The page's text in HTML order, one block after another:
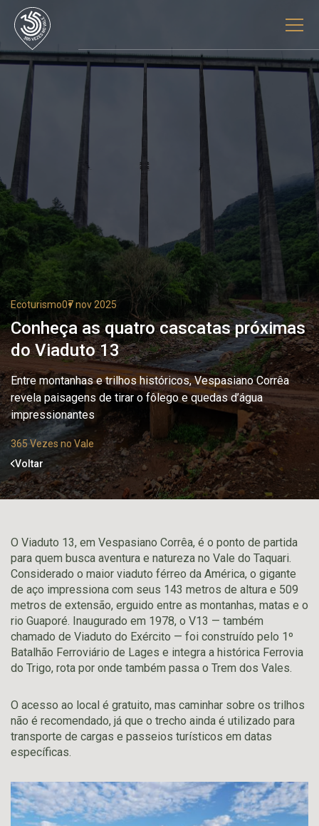
Ecoturismo07 nov 2025
Conheça as quatro cascatas próximas
do Viaduto 13
Entre montanhas e trilhos históricos, Vespasiano Corrêa
revela paisagens de tirar o fôlego e quedas d’água
impressionantes
365 Vezes no Vale
Voltar
O Viaduto 13, em Vespasiano Corrêa, é o ponto de partida
para quem busca aventura e natureza no Vale do Taquari.
Considerado o maior viaduto férreo da América, o gigante
de aço impressiona com seus 143 metros de altura e 509
metros de extensão, erguido entre as montanhas, matas e o
rio Guaporé. Inaugurado em 1978, o V13 — também
chamado de Viaduto do Exército — foi construído pelo 1º
Batalhão Ferroviário de Lages e integra a histórica Ferrovia
do Trigo, rota por onde também passa o Trem dos Vales.
O acesso ao local é gratuito, mas caminhar sobre os trilhos
não é recomendado, já que o trecho ainda é utilizado para
transporte de cargas e passeios turísticos em datas
específicas.